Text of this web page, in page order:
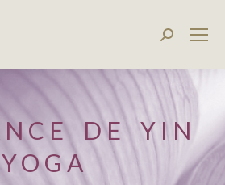
DE YIN
YOGA